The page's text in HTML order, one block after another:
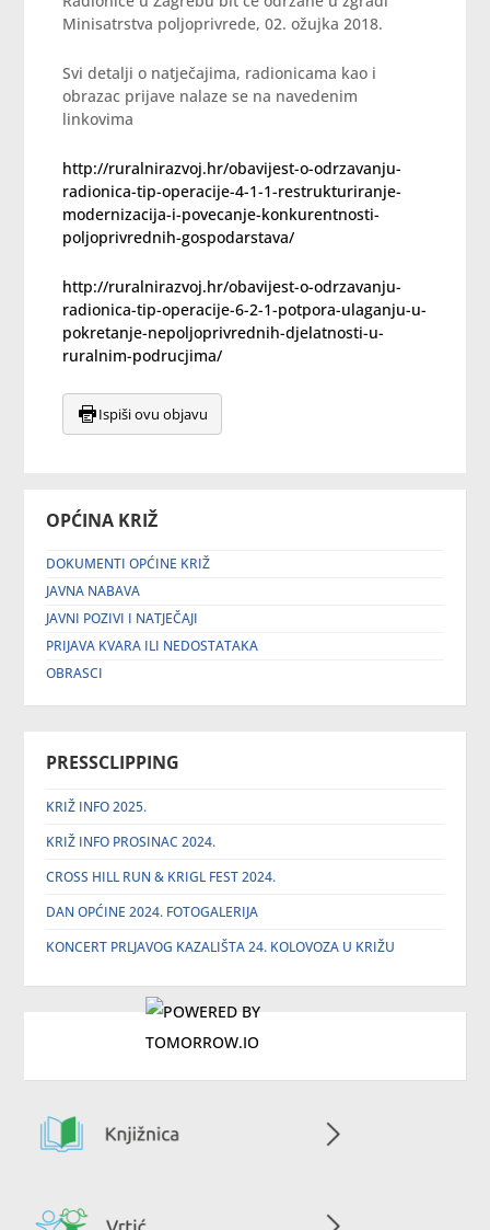
OPĆINA KRIŽ
DOKUMENTI OPĆINE KRIŽ
JAVNA NABAVA
JAVNI POZIVI I NATJEČAJI
PRIJAVA KVARA ILI NEDOSTATAKA
OBRASCI
PRESSCLIPPING
KRIŽ INFO 2025.
KRIŽ INFO PROSINAC 2024.
CROSS HILL RUN & KRIGL FEST 2024.
DAN OPĆINE 2024. FOTOGALERIJA
KONCERT PRLJAVOG KAZALIŠTA 24. KOLOVOZA U KRIŽU
Minisatrstva poljoprivrede, 02. ožujka 2018.
Svi detalji o natječajima, radionicama kao i
obrazac prijave nalaze se na navedenim
linkovima
http://ruralnirazvoj.hr/obavijest-o-odrzavanju-
radionica-tip-operacije-4-1-1-restrukturiranje-
modernizacija-i-povecanje-konkurentnosti-
poljoprivrednih-gospodarstava/
http://ruralnirazvoj.hr/obavijest-o-odrzavanju-
radionica-tip-operacije-6-2-1-potpora-ulaganju-u-
pokretanje-nepoljoprivrednih-djelatnosti-u-
ruralnim-podrucjima/
Ispiši ovu objavu